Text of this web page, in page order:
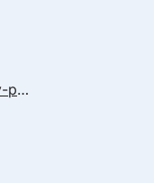
https://appinstitute.com/privacy-policy/